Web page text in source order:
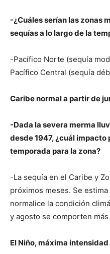
-¿Cuáles serían las zonas
sequías a lo largo de la
-Pacífico Norte (sequía
Pacífico Central (sequía
Caribe normal a partir de
-Dada la severa merma
desde 1947, ¿cuál impacto
temporada para la zona?
-La sequía en el Caribe y
próximos meses. Se
normalice la condición
y agosto se comporten
El Niño, máxima